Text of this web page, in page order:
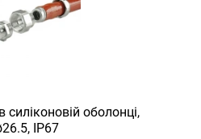
оболонці,
IP67